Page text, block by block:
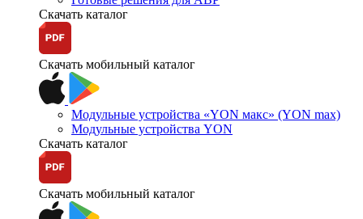
Скачать каталог
Скачать мобильный каталог
Модульные устройства «YON макс» (YON max)
Модульные устройства YON
Скачать каталог
Скачать мобильный каталог